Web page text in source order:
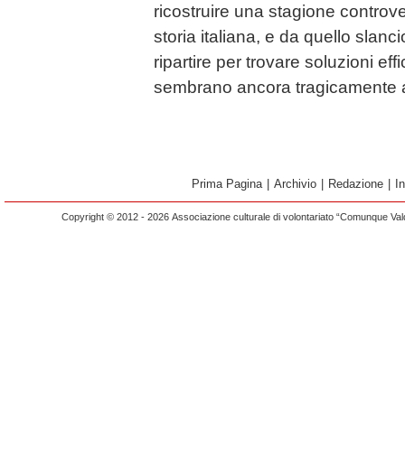
ricostruire una stagione
storia italiana, e da quello
ripartire per trovare soluzioni
sembrano ancora tragicamente
Prima Pagina Archivio Redazione
Copyright © 2012 - 2026 Associazione culturale di volontariato “Comunque